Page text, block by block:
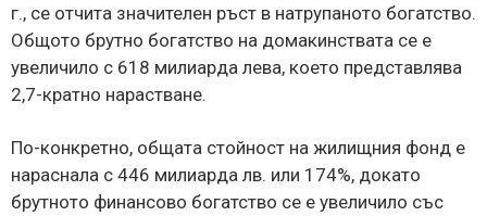
г., се отчита значителен ръст в натрупаното богатство.
Общото брутно богатство на домакинствата се е
увеличило с 618 милиарда лева, което представлява
2,7-кратно нарастване.
По-конкретно, общата стойност на жилищния фонд е
нараснала с 446 милиарда лв. или 174%, докато
брутното финансово богатство се е увеличило със